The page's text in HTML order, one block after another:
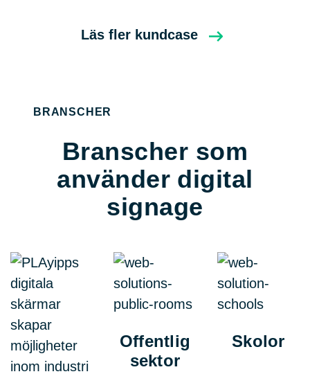
Läs fler kundcase
BRANSCHER
Branscher som
använder digital
signage
Offentlig
sektor
Skolor